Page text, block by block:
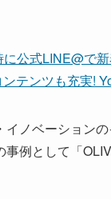
公式LINE@で
テンツも充実!
イノベーション
事例として「